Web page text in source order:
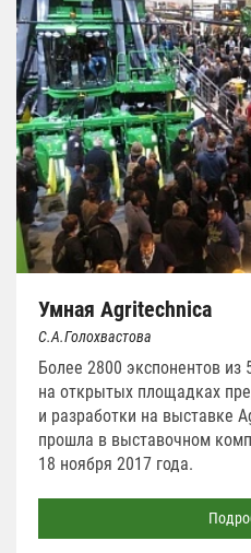
Умная Agritechnica
С.А.Голохвастова
Более 2800 экспонентов из
на открытых площадках
и разработки на выставке
прошла в выставочном
18 ноября 2017 года.